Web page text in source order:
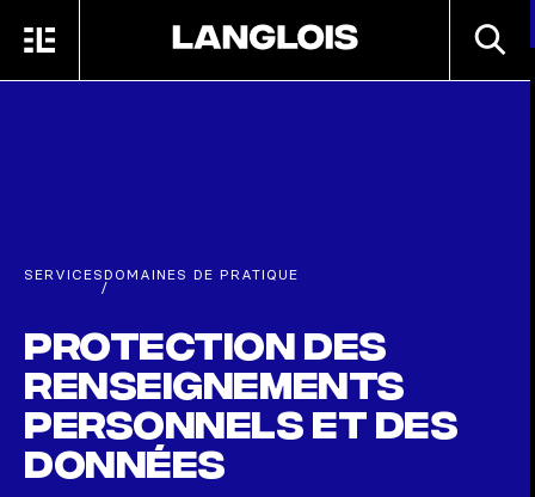
MENU
SERVICES
/
DOMAINES DE PRATIQUE
Protection des
renseignements
personnels et des
données